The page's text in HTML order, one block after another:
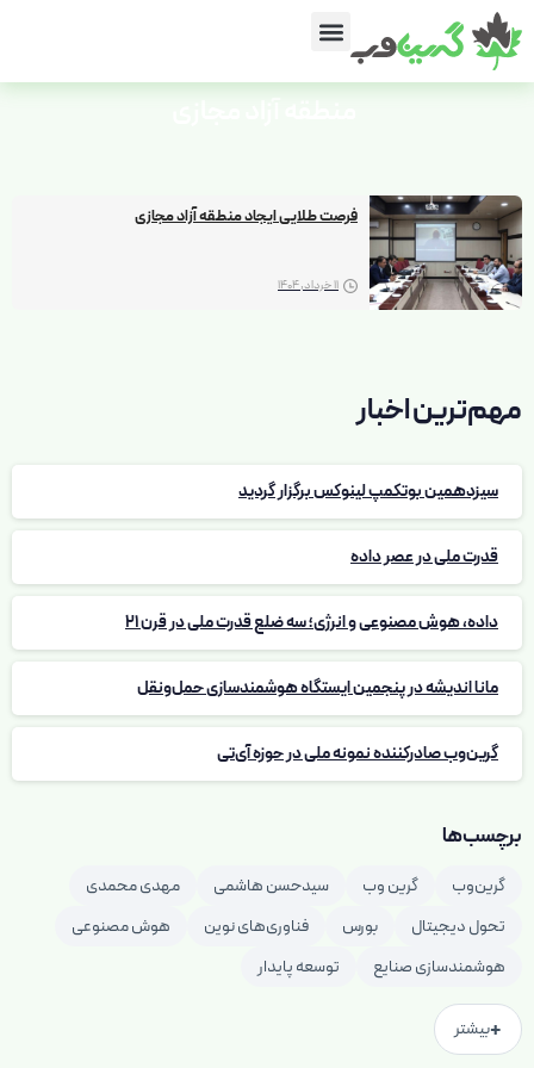
فرصت طلایی ایجاد منطقه آزاد مجازی
11 خرداد, 1404
مهم‌ترین اخبار
سیزدهمین بوتکمپ لینوکس برگزار گردید
قدرت ملی در عصر داده
داده، هوش مصنوعی و انرژی؛ سه ضلع قدرت ملی در قرن 21
مانا اندیشه در پنجمین ایستگاه هوشمندسازی حمل‌ونقل
گرین‌وب صادرکننده نمونه ملی در حوزه آی‌تی
برچسب‌ها
گرین‌وب گرین وب سیدحسن هاشمی
مهدی محمدی
تحول دیجیتال
بورس فناوری‌های نوین
هوش مصنوعی
هوشمندسازی صنایع
توسعه پایدار
+بیشتر